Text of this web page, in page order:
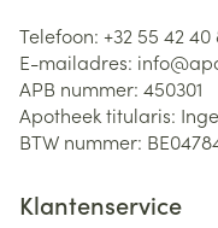
Telefoon: +32 55 42 40
E-mailadres: info@
APB nummer: 450301
Apotheek titularis:
BTW nummer:
Klantenservice